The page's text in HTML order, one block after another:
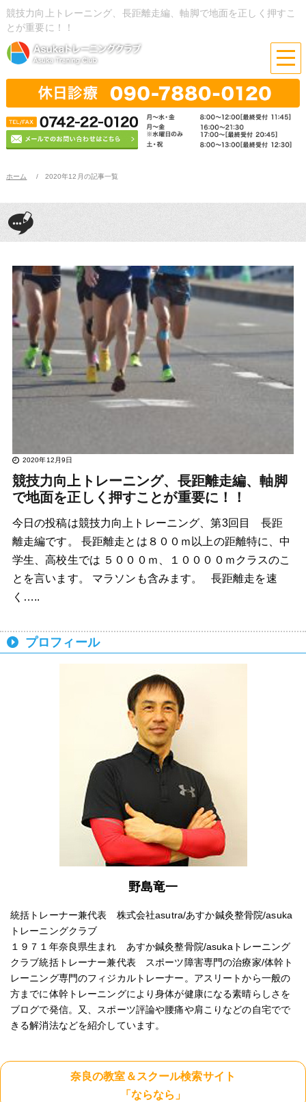
競技力向上トレーニング、長距離走編、軸脚で地面を正しく押すこ
とが重要に！！
ホーム 2020年12月の記事一覧
2020年12月9日
競技力向上トレーニング、長距離走編、軸脚
で地面を正しく押すことが重要に！！
今日の投稿は競技力向上トレーニング、第3回目 長距
離走編です。 長距離走とは８００ｍ以上の距離特に、中
学生、高校生では ５０００ｍ、１００００ｍクラスのこ
とを言います。 マラソンも含みます。 長距離走を速
く…..
プロフィール
野島竜一
統括トレーナー兼代表 株式会社asutra/あすか鍼灸整骨院/asuka
トレーニングクラブ
１９７１年奈良県生まれ あすか鍼灸整骨院/asukaトレーニング
クラブ統括トレーナー兼代表 スポーツ障害専門の治療家/体幹ト
レーニング専門のフィジカルトレーナー。アスリートから一般の
方までに体幹トレーニングにより身体が健康になる素晴らしさを
ブログで発信。又、スポーツ評論や腰痛や肩こりなどの自宅でで
きる解消法などを紹介しています。
奈良の教室＆スクール検索サイト
「ならなら」